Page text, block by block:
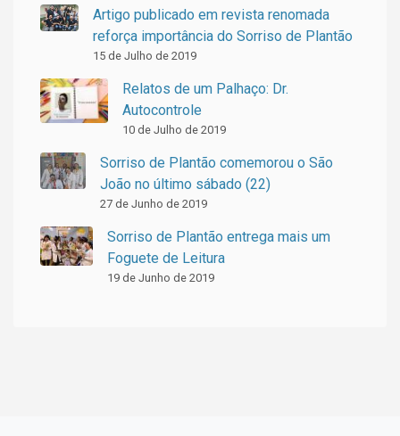
Artigo publicado em revista renomada
reforça importância do Sorriso de Plantão
15 de Julho de 2019
Relatos de um Palhaço: Dr.
Autocontrole
10 de Julho de 2019
Sorriso de Plantão comemorou o São
João no último sábado (22)
27 de Junho de 2019
Sorriso de Plantão entrega mais um
Foguete de Leitura
19 de Junho de 2019